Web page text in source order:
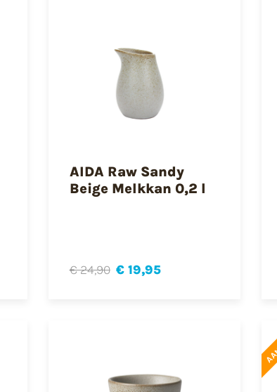
AIDA Raw Sandy
Beige Melkkan 0,2 l
€ 24,90 € 19,95